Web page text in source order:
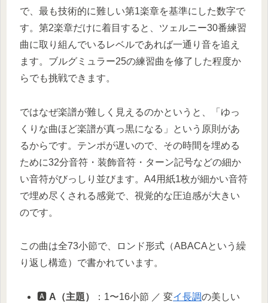
で、最も技術的に難しい第1楽章を基準にした数字で
す。第2楽章だけに着目すると、ツェルニー30番練習
曲に取り組んでいるレベルであれば一通り音を追え
ます。ブルグミュラー25の練習曲を修了した程度か
らでも挑戦できます。
ではなぜ楽譜が難しく見えるのかというと、「ゆっ
くりな曲ほど楽譜が真っ黒になる」という原則があ
るからです。テンポが遅いので、その時間を埋める
ために32分音符・装飾音符・ターン記号などの細か
い音符がびっしり並びます。A4用紙1枚が細かい音符
で埋め尽くされる感覚で、視覚的な圧迫感が大きい
のです。
この曲は全73小節で、ロンド形式（ABACAという繰
り返し構造）で書かれています。
🅰️ A（主題） ：1〜16小節 ／ 変イ長調の美しい